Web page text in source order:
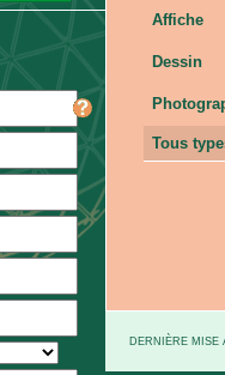
Affiche
Dessin
Tous
DERNIÈRE MISE